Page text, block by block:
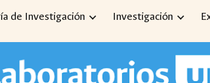
to main content
de Investigación Investigación